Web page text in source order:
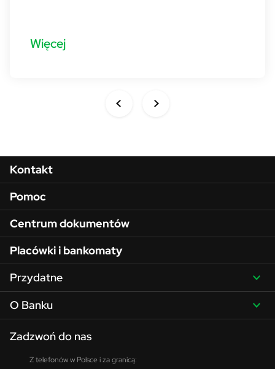
Więcej
Menu w stopce
Kontakt
Pomoc
Centrum dokumentów
Placówki i bankomaty
Przydatne
O Banku
Zadzwoń do nas
Z telefonów w Polsce i za granicą: